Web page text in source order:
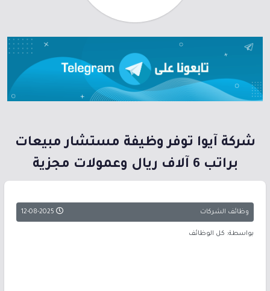
شركة آيوا توفر وظيفة مستشار مبيعات
براتب 6 آلاف ريال وعمولات مجزية
وظائف الشركات 12-08-2025
بواسطة: كل الوظائف